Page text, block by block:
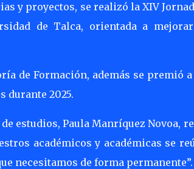
y proyectos, se realizó la XIV
de Talca, orientada a
de Formación, además se premió
durante 2025.
estudios, Paula Manríquez Novoa,
académicos y académicas se
necesitamos de forma permanente”.